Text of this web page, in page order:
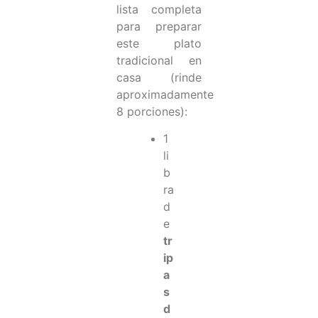
lista completa
para preparar
este plato
tradicional en
casa (rinde
aproximadamente
8 porciones):
1
li
b
ra
d
e
tr
ip
a
s
d